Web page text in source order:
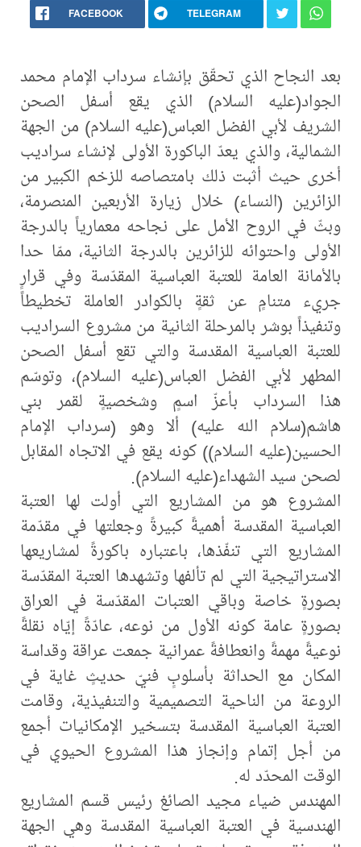
FACEBOOK TELEGRAM
بعد النجاح الذي تحقّق بإنشاء سرداب الإمام محمد
الجواد(عليه السلام) الذي يقع أسفل الصحن
الشريف لأبي الفضل العباس(عليه السلام) من الجهة
الشمالية، والذي يعدّ الباكورة الأولى لإنشاء سراديب
أخرى حيث أثبت ذلك بامتصاصه للزخم الكبير من
الزائرين (النساء) خلال زيارة الأربعين المنصرمة،
وبثّ في الروح الأمل على نجاحه معمارياً بالدرجة
الأولى واحتوائه للزائرين بالدرجة الثانية، ممّا حدا
بالأمانة العامة للعتبة العباسية المقدّسة وفي قرارٍ
جريء متنامٍ عن ثقةٍ بالكوادر العاملة تخطيطاً
وتنفيذاً بوشر بالمرحلة الثانية من مشروع السراديب
للعتبة العباسية المقدسة والتي تقع أسفل الصحن
المطهر لأبي الفضل العباس(عليه السلام)، وتوسّم
هذا السرداب بأعزّ اسمٍ وشخصيةٍ لقمر بني
هاشم(سلام الله عليه) ألا وهو (سرداب الإمام
الحسين(عليه السلام)) كونه يقع في الاتجاه المقابل
لصحن سيد الشهداء(عليه السلام).
المشروع هو من المشاريع التي أولت لها العتبة
العباسية المقدسة أهميةً كبيرةً وجعلتها في مقدّمة
المشاريع التي تنفّذها، باعتباره باكورةً لمشاريعها
الاستراتيجية التي لم تألفها وتشهدها العتبة المقدّسة
بصورةٍ خاصة وباقي العتبات المقدّسة في العراق
بصورةٍ عامة كونه الأول من نوعه، عادّةً إيّاه نقلةً
نوعيةً مهمةً وانعطافةً عمرانية جمعت عراقة وقداسة
المكان مع الحداثة بأسلوبٍ فنيّ حديثٍ غاية في
الروعة من الناحية التصميمية والتنفيذية، وقامت
العتبة العباسية المقدسة بتسخير الإمكانيات أجمع
من أجل إتمام وإنجاز هذا المشروع الحيوي في
الوقت المحدّد له.
المهندس ضياء مجيد الصائغ رئيس قسم المشاريع
الهندسية في العتبة العباسية المقدسة وهي الجهة